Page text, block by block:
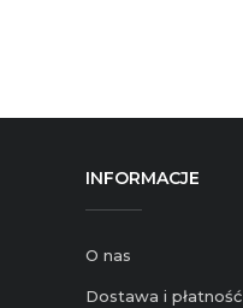
INFORMACJE
O nas
Dostawa i płatność